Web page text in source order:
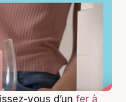
vous d’un fer à